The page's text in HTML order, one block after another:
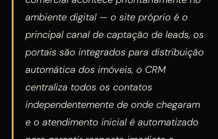
ambiente digital — o site próprio é o
principal canal de captação de leads, os
portais são integrados para distribuição
automática dos imóveis, o CRM
centraliza todos os contatos
independentemente de onde chegaram
e o atendimento inicial é automatizado